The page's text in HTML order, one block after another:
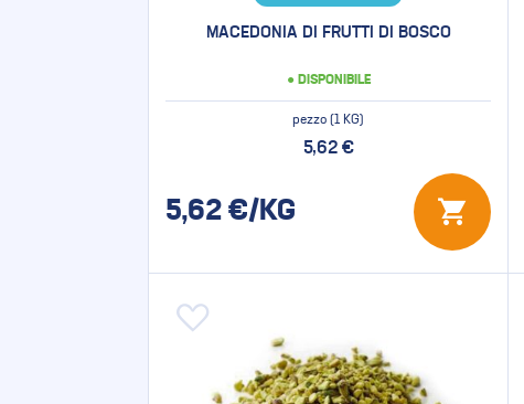
MACEDONIA DI FRUTTI DI BOSCO
● DISPONIBILE
pezzo (1 KG)
5,62 €
5,62 €/KG